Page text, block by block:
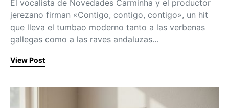
El vocalista de Novedades Carminha y el productor
jerezano firman «Contigo, contigo, contigo», un hit
que lleva el tumbao moderno tanto a las verbenas
gallegas como a las raves andaluzas…
View Post